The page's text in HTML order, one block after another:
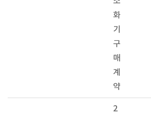
화
기
구
매
계
약
2